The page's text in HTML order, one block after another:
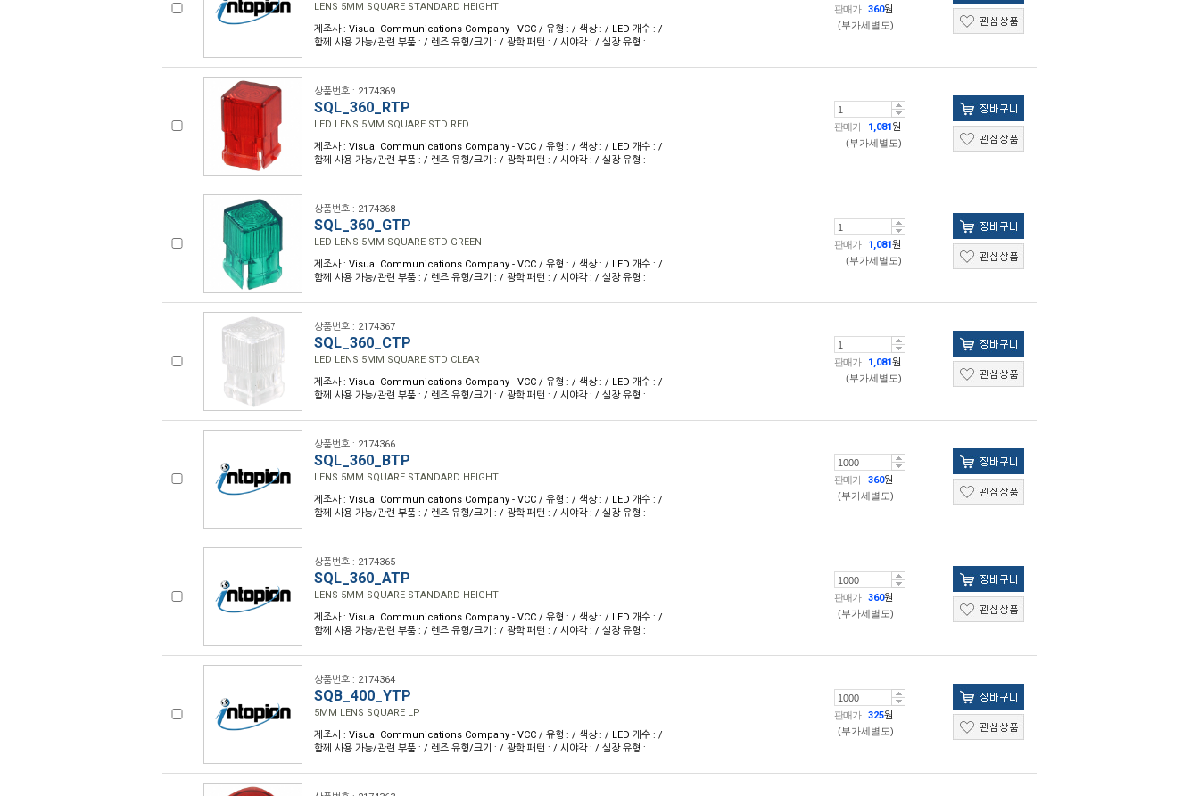
LENS 5MM SQUARE STANDARD HEIGHT
제조사 : Visual Communications Company - VCC / 유형 : / 색상 : / LED 개수 : /
함께 사용 가능/관련 부품 : / 렌즈 유형/크기 : / 광학 패턴 : / 시야각 : / 실장 유형 :
판매가 360원
(부가세별도)
상품번호 : 2174369
SQL_360_RTP
LED LENS 5MM SQUARE STD RED
제조사 : Visual Communications Company - VCC / 유형 : / 색상 : / LED 개수 : /
함께 사용 가능/관련 부품 : / 렌즈 유형/크기 : / 광학 패턴 : / 시야각 : / 실장 유형 :
판매가 1,081원
(부가세별도)
상품번호 : 2174368
SQL_360_GTP
LED LENS 5MM SQUARE STD GREEN
제조사 : Visual Communications Company - VCC / 유형 : / 색상 : / LED 개수 : /
함께 사용 가능/관련 부품 : / 렌즈 유형/크기 : / 광학 패턴 : / 시야각 : / 실장 유형 :
판매가 1,081원
(부가세별도)
상품번호 : 2174367
SQL_360_CTP
LED LENS 5MM SQUARE STD CLEAR
제조사 : Visual Communications Company - VCC / 유형 : / 색상 : / LED 개수 : /
함께 사용 가능/관련 부품 : / 렌즈 유형/크기 : / 광학 패턴 : / 시야각 : / 실장 유형 :
판매가 1,081원
(부가세별도)
상품번호 : 2174366
SQL_360_BTP
LENS 5MM SQUARE STANDARD HEIGHT
제조사 : Visual Communications Company - VCC / 유형 : / 색상 : / LED 개수 : /
함께 사용 가능/관련 부품 : / 렌즈 유형/크기 : / 광학 패턴 : / 시야각 : / 실장 유형 :
판매가 360원
(부가세별도)
상품번호 : 2174365
SQL_360_ATP
LENS 5MM SQUARE STANDARD HEIGHT
제조사 : Visual Communications Company - VCC / 유형 : / 색상 : / LED 개수 : /
함께 사용 가능/관련 부품 : / 렌즈 유형/크기 : / 광학 패턴 : / 시야각 : / 실장 유형 :
판매가 360원
(부가세별도)
상품번호 : 2174364
SQB_400_YTP
5MM LENS SQUARE LP
제조사 : Visual Communications Company - VCC / 유형 : / 색상 : / LED 개수 : /
함께 사용 가능/관련 부품 : / 렌즈 유형/크기 : / 광학 패턴 : / 시야각 : / 실장 유형 :
판매가 325원
(부가세별도)